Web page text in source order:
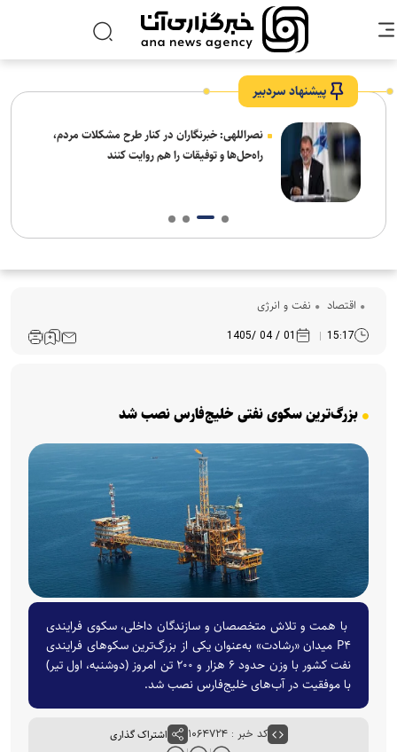
پیشنهاد سردبیر
نصراللهی: خبرنگاران در کنار طرح مشکلات مردم،
راه‌حل‌ها و توفیقات را هم روایت کنند
اقتصاد نفت و انرژی
15:17
01 / 04 /1405
بزرگ‌ترین سکوی نفتی خلیج‌فارس نصب شد
با همت و تلاش متخصصان و سازندگان داخلی، سکوی فرایندی
P۴ میدان «رشادت» به‌عنوان یکی از بزرگ‌ترین سکوهای فرایندی
نفت کشور با وزن حدود ۶ هزار و ۲۰۰ تن امروز (دوشنبه، اول تیر)
با موفقیت در آب‌های خلیج‌فارس نصب شد.
کد خبر : ۱۰۶۴۷۲۴ اشتراک گذاری